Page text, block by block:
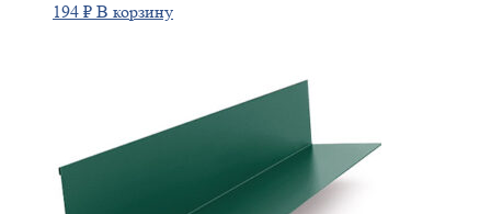
194 ₽ В корзину